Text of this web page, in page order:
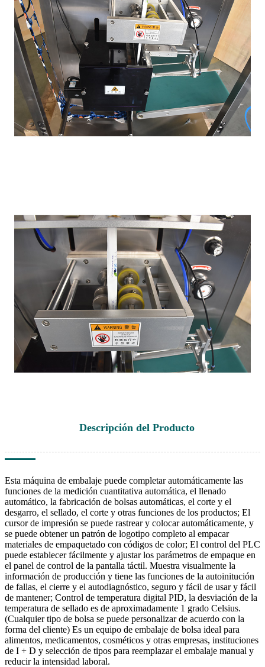
Descripción del Producto
Esta máquina de embalaje puede completar automáticamente las
funciones de la medición cuantitativa automática, el llenado
automático, la fabricación de bolsas automáticas, el corte y el
desgarro, el sellado, el corte y otras funciones de los productos; El
cursor de impresión se puede rastrear y colocar automáticamente, y
se puede obtener un patrón de logotipo completo al empacar
materiales de empaquetado con códigos de color; El control del PLC
puede establecer fácilmente y ajustar los parámetros de empaque en
el panel de control de la pantalla táctil. Muestra visualmente la
información de producción y tiene las funciones de la autoinitución
de fallas, el cierre y el autodiagnóstico, seguro y fácil de usar y fácil
de mantener; Control de temperatura digital PID, la desviación de la
temperatura de sellado es de aproximadamente 1 grado Celsius.
(Cualquier tipo de bolsa se puede personalizar de acuerdo con la
forma del cliente) Es un equipo de embalaje de bolsa ideal para
alimentos, medicamentos, cosméticos y otras empresas, instituciones
de I + D y selección de tipos para reemplazar el embalaje manual y
reducir la intensidad laboral.